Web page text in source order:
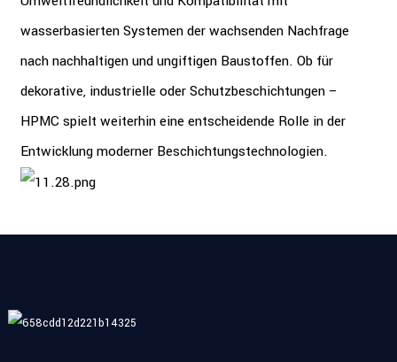
wasserbasierten Systemen der wachsenden Nachfrage
nach nachhaltigen und ungiftigen Baustoffen. Ob für
dekorative, industrielle oder Schutzbeschichtungen –
HPMC spielt weiterhin eine entscheidende Rolle in der
Entwicklung moderner Beschichtungstechnologien.